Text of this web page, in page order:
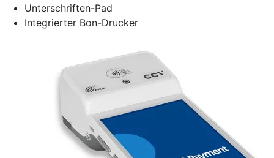
Unterschriften-Pad
Integrierter Bon-Drucker